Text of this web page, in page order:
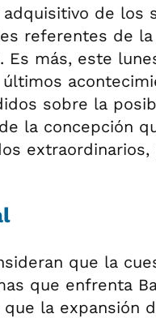
de los
referentes de
Es más, este
sobre la
la concepción
que la
que enfrenta
que la expansión